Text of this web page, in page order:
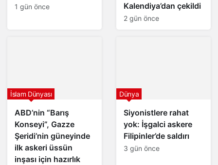
1 gün önce
Kalendiya’dan çekildi
2 gün önce
ABD’nin “Barış
Konseyi”, Gazze
Şeridi’nin güneyinde
ilk askeri üssün
inşası için hazırlık
İslam Dünyası
Siyonistlere rahat
yok: İşgalci askere
Filipinler’de saldırı
Dünya
3 gün önce